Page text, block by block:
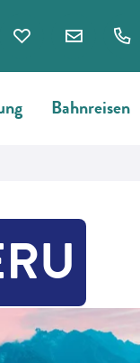
Bahnreisen